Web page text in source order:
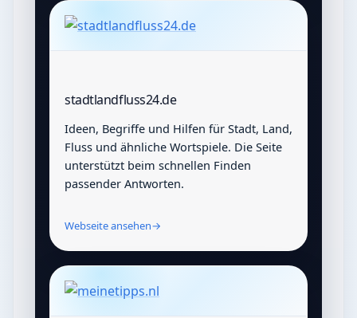
stadtlandfluss24.de
Ideen, Begriffe und Hilfen für Stadt, Land,
Fluss und ähnliche Wortspiele. Die Seite
unterstützt beim schnellen Finden
passender Antworten.
Webseite ansehen→